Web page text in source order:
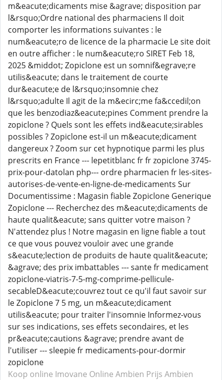
m&eacute;dicaments mise &agrave; disposition par
l&rsquo;Ordre national des pharmaciens Il doit
comporter les informations suivantes : le
num&eacute;ro de licence de la pharmacie Le site doit
en outre afficher : le num&eacute;ro SIRET Feb 18,
2025 &middot; Zopiclone est un somnif&egrave;re
utilis&eacute; dans le traitement de courte
dur&eacute;e de l&rsquo;insomnie chez
l&rsquo;adulte Il agit de la m&ecirc;me fa&ccedil;on
que les benzodiaz&eacute;pines Comment prendre la
zopiclone ? Quels sont les effets ind&eacute;sirables
possibles ? Zopiclone est-il un m&eacute;dicament
dangereux ? Zoom sur cet hypnotique parmi les plus
prescrits en France --- lepetitblanc fr fr zopiclone 3745-
prix-pour-datolan php--- ordre pharmacien fr les-sites-
autorises-de-vente-en-ligne-de-medicaments Sur
Documentissime : Magasin fiable Zopiclone Generique
Zopiclone --- Recherchez des m&eacute;dicaments de
haute qualit&eacute; sans quitter votre maison ?
N'attendez plus ! Notre magasin en ligne fiable a tout
ce que vous pouvez vouloir avec une grande
s&eacute;lection de produits de haute qualit&eacute;
&agrave; des prix imbattables --- sante fr medicament
zopiclone-viatris-7-5-mg-comprime-pellicule-
secableD&eacute;couvrez tout ce qu'il faut savoir sur
le Zopiclone 7 5 mg, un m&eacute;dicament
utilis&eacute; pour traiter l'insomnie Informez-vous
sur ses indications, ses effets secondaires, et les
pr&eacute;cautions &agrave; prendre avant de
l'utiliser --- sleepie fr medicaments-pour-dormir
zopiclone
Koop online Imovane Online Ambien Prijs Ambien